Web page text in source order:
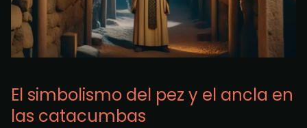
El simbolismo del pez y el ancla en
las catacumbas